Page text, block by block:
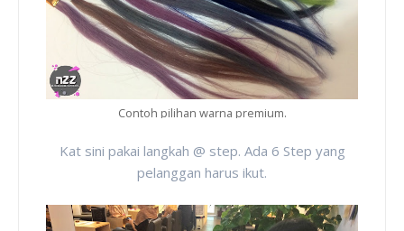
Contoh pilihan warna premium.
Kat sini pakai langkah @ step. Ada 6 Step yang
pelanggan harus ikut.